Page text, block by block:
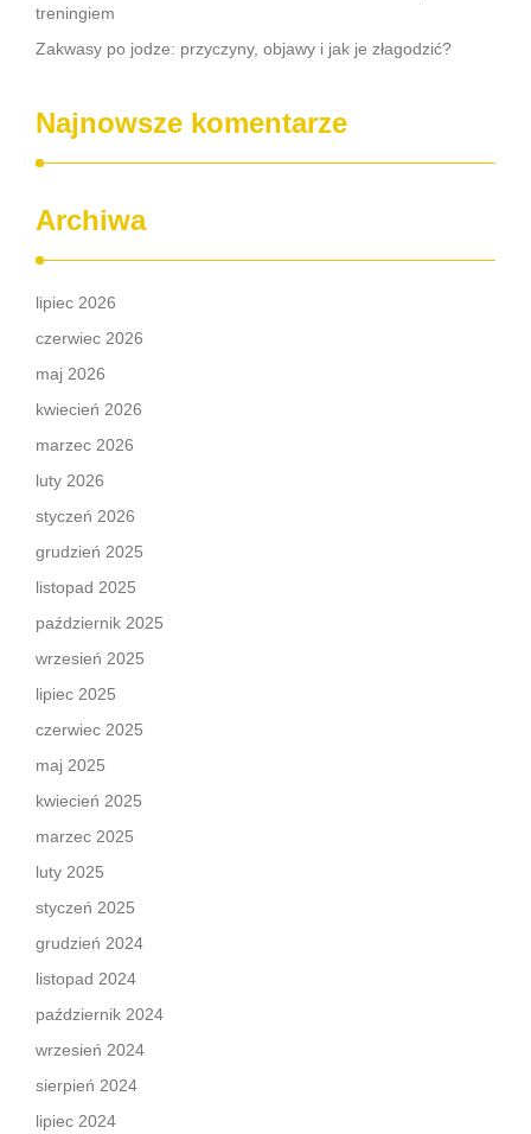
treningiem
Zakwasy po jodze: przyczyny, objawy i jak je złagodzić?
Najnowsze komentarze
Archiwa
lipiec 2026
czerwiec 2026
maj 2026
kwiecień 2026
marzec 2026
luty 2026
styczeń 2026
grudzień 2025
listopad 2025
październik 2025
wrzesień 2025
lipiec 2025
czerwiec 2025
maj 2025
kwiecień 2025
marzec 2025
luty 2025
styczeń 2025
grudzień 2024
listopad 2024
październik 2024
wrzesień 2024
sierpień 2024
lipiec 2024